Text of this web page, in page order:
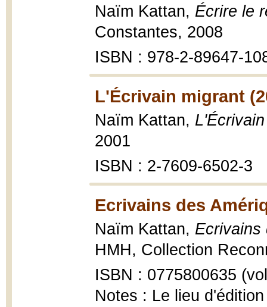
Naïm Kattan, Écrire le
Constantes, 2008
ISBN : 978-2-89647-
L'Écrivain migrant
Naïm Kattan,
2001
ISBN : 2-7609-6502-3
Ecrivains des
Naïm Kattan, Ecrivains
HMH, Collection
ISBN : 0775800635
Notes : Le lieu